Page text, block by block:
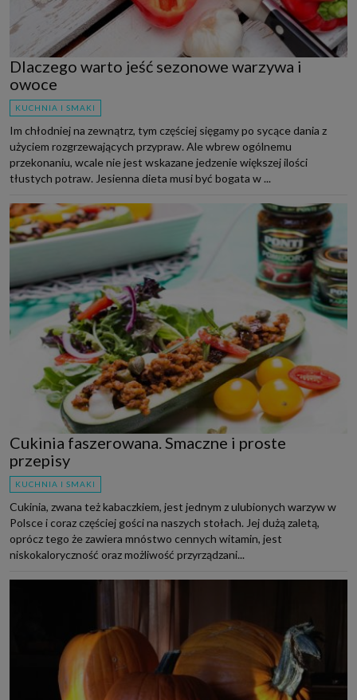
Dlaczego warto jeść sezonowe warzywa i
owoce
KUCHNIA I SMAKI
Im chłodniej na zewnątrz, tym częściej sięgamy po sycące dania z
użyciem rozgrzewających przypraw. Ale wbrew ogólnemu
przekonaniu, wcale nie jest wskazane jedzenie większej ilości
tłustych potraw. Jesienna dieta musi być bogata w ...
Cukinia faszerowana. Smaczne i proste
przepisy
KUCHNIA I SMAKI
Cukinia, zwana też kabaczkiem, jest jednym z ulubionych warzyw w
Polsce i coraz częściej gości na naszych stołach. Jej dużą zaletą,
oprócz tego że zawiera mnóstwo cennych witamin, jest
niskokaloryczność oraz możliwość przyrządzani...